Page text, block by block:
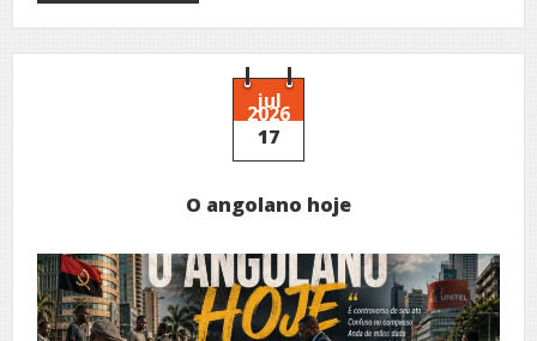
aos
sonhos
jul
2026
17
O angolano hoje